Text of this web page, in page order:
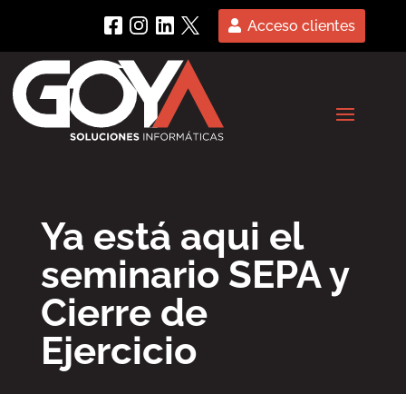
Acceso clientes
Ya está aqui el
seminario SEPA y
Cierre de
Ejercicio